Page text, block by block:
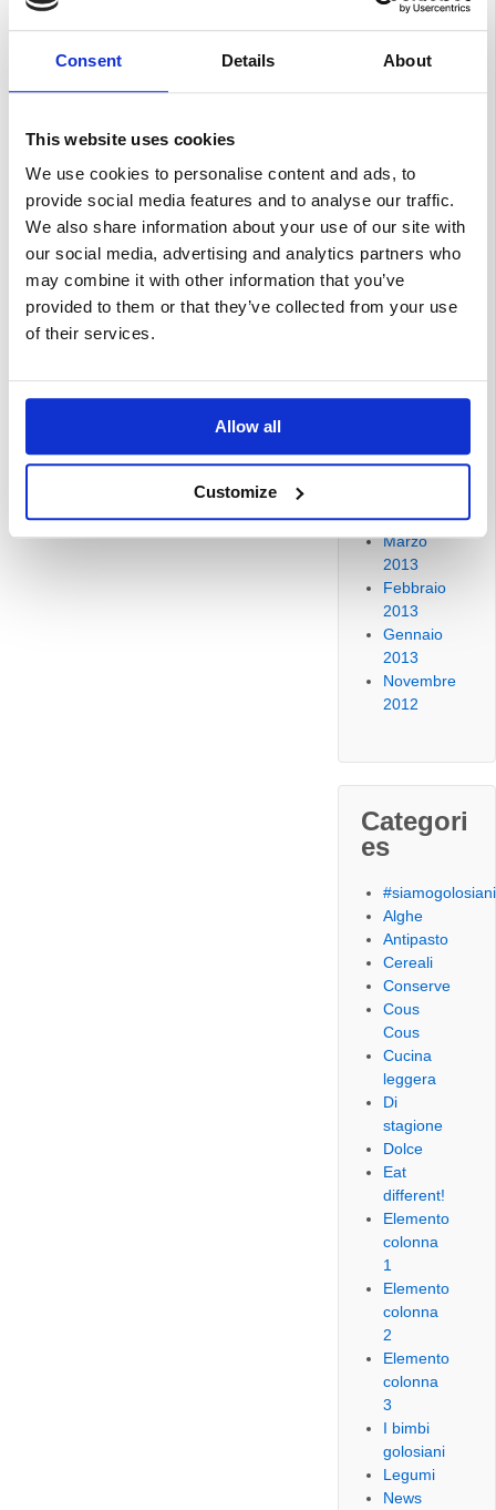
Consent Details About
This website uses cookies
We use cookies to personalise content and ads, to
provide social media features and to analyse our traffic.
We also share information about your use of our site with
our social media, advertising and analytics partners who
may combine it with other information that you’ve
provided to them or that they’ve collected from your use
of their services.
Allow all
Customize
2014
Febbraio
2014
Novembre
2013
2013
Settembre
2013
Agosto
2013
Giugno
2013
2013
Marzo
2013
Febbraio
2013
Gennaio
2013
Novembre
2012
Categori
es
#siamogolosiani
Alghe
Antipasto
Cereali
Conserve
Cous
Cous
Cucina
leggera
Di
stagione
Dolce
Eat
different!
Elemento
colonna
1
Elemento
colonna
2
Elemento
colonna
3
I bimbi
golosiani
Legumi
News